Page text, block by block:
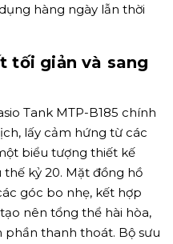
hàng ngày lẫn thời
tối giản và sang
Tank MTP-B185 chính
lấy cảm hứng từ các
biểu tượng thiết kế
kỷ 20. Mặt đồng hồ
góc bo nhẹ, kết hợp
nên tổng thể hài hòa,
thanh thoát. Bộ sưu